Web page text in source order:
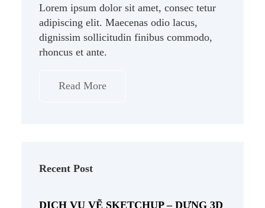
Lorem ipsum dolor sit amet, consec tetur
adipiscing elit. Maecenas odio lacus,
dignissim sollicitudin finibus commodo,
rhoncus et ante.
Read More
Recent Post
DỊCH VỤ VẼ SKETCHUP – DỰNG 3D